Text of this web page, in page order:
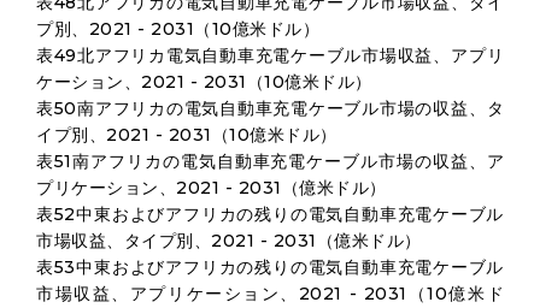
プ別、2021 - 2031（10億米ドル）
表49北アフリカ電気自動車充電ケーブル市場収益、アプリ
ケーション、2021 - 2031（10億米ドル）
表50南アフリカの電気自動車充電ケーブル市場の収益、タ
イプ別、2021 - 2031（10億米ドル）
表51南アフリカの電気自動車充電ケーブル市場の収益、ア
プリケーション、2021 - 2031（億米ドル）
表52中東およびアフリカの残りの電気自動車充電ケーブル
市場収益、タイプ別、2021 - 2031（億米ドル）
表53中東およびアフリカの残りの電気自動車充電ケーブル
市場収益、アプリケーション、2021 - 2031（10億米ド